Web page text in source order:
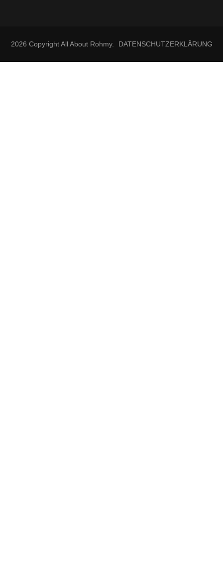
2026 CopyrightAll About Rohmy. DATENSCHUTZERKLÄRUNG